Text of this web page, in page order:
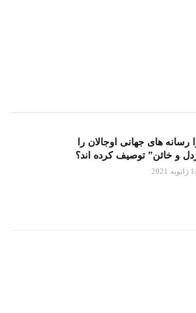
رسانه های جهانی اوجالان را
و خائن” توصیف کرده اند؟